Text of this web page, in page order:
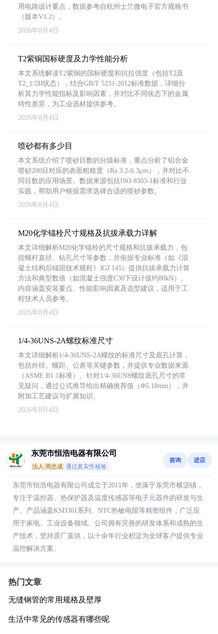
用电路设计要点，数据参考自杭州士兰微电子官方规格书
（版本V1.2）。
2026年8月4日
T2紫铜国标硬度及力学性能分析
本文系统解读T2紫铜的国标硬度和抗拉强度（包括T2及
T2_1/2H状态），结合GB/T 5231-2012标准数据，详细分
析其力学性能指标及影响因素，并对比不同状态下的金属
特性差异，为工业选材提供参考。
2026年8月4日
喷砂都有多少目
本文系统介绍了喷砂目数的分级标准，重点分析了铝合金
喷砂200目对应的表面粗糙度（Ra 3.2-6.3μm），并对比不
同目数的应用场景。数据来源包括ISO 8503-1标准和行业
实践，帮助用户根据需求选择合适的喷砂参数。
2026年8月4日
M20化学锚栓尺寸规格及抗拔承载力详解
本文详细解析M20化学锚栓的尺寸规格和抗拔承载力，包
括螺杆直径、钻孔尺寸等参数，并依据专业标准（如《混
凝土结构后锚固技术规程》JGJ 145）提供抗拔承载力计算
方法和典型数值（如混凝土强度C30下设计值约80kN）。
内容涵盖安装要点、性能影响因素及选型建议，适用于工
程技术人员参考。
2026年8月4日
1/4-36UNS-2A螺纹标准尺寸
本文详细解析1/4-36UNS-2A螺纹的标准尺寸及底孔计算，
包括外径、螺距、公差等关键参数，并提供专业数据来源
（ASME B1.1标准）。针对1/4-36UNS螺纹底孔尺寸的常
见疑问，通过公式推导给出精确推荐值（Φ5.18mm），并
附加工艺建议与扩展知识。
2026年8月4日
东莞市恒浩电器有限公司
法人:周忠成 通过真实性核验
咨询 进店
东莞市恒浩电器有限公司成立于2011年，坐落于东莞市横沥镇，
专注于温控器、热保护器及温度传感器等电子元器件的研发与生
产。产品涵盖KSD301系列、NTC热敏电阻等精密组件，广泛应
用于家电、工业设备领域。公司拥有完善的研发体系和成熟的生
产技术，坚持原厂直供，以十余年行业积淀为全球客户提供专业
温控解决方案。
热门文章
无缝钢管的常用规格及壁厚
生活中常见的传感器有哪些呢